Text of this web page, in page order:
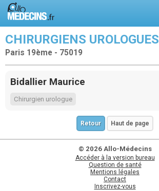
CHIRURGIENS UROLOGUES
Paris 19ème - 75019
Bidallier Maurice
Chirurgien urologue
Retour Haut de page
© 2026 Allo-Médecins
Accéder à la version bureau
Question de santé
Mentions légales
Contact
Inscrivez-vous